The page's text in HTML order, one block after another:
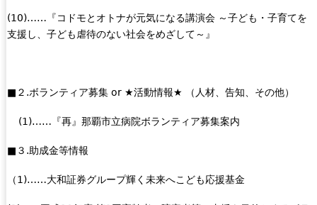
(10)……『コドモとオトナが元気になる講演会 ～子ども・子育てを
支援し、子ども虐待のない社会をめざして～』
■２.ボランティア募集 or ★活動情報★ （人材、告知、その他）
(1)……『再』那覇市立病院ボランティア募集案内
■３.助成金等情報
（1)……大和証券グループ輝く未来へこども応援基金